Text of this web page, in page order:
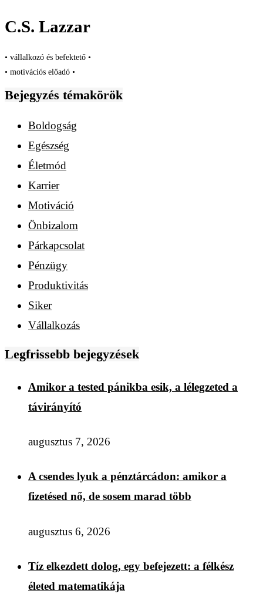
C.S. Lazzar
• vállalkozó és befektető •
• motivációs előadó •
Bejegyzés témakörök
Boldogság
Egészség
Életmód
Karrier
Motiváció
Önbizalom
Párkapcsolat
Pénzügy
Produktivitás
Siker
Vállalkozás
Legfrissebb bejegyzések
Amikor a tested pánikba esik, a lélegzeted a
távirányító
augusztus 7, 2026
A csendes lyuk a pénztárcádon: amikor a
fizetésed nő, de sosem marad több
augusztus 6, 2026
Tíz elkezdett dolog, egy befejezett: a félkész
életed matematikája